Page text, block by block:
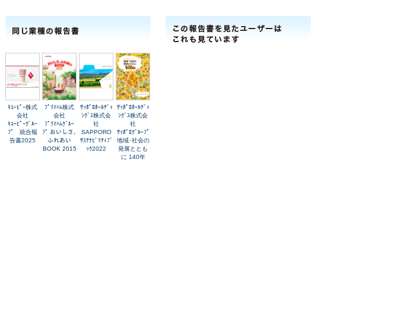
ｷﾕｰﾋﾟｰ株式
会社
ｷﾕｰﾋﾟｰｸﾞﾙｰ
ﾌﾟ 統合報
告書2025
ﾌﾟﾘﾏﾊﾑ株式
会社
ﾌﾟﾘﾏﾊﾑｸﾞﾙｰ
ﾌﾟ おいしさ､
ふれあい
BOOK 2015
ｻｯﾎﾟﾛﾎｰﾙﾃﾞｨ
ﾝｸﾞｽ株式会
社
SAPPORO
ｻｽﾃﾅﾋﾞﾘﾃｨﾌﾞ
ｯｸ2022
ｻｯﾎﾟﾛﾎｰﾙﾃﾞｨ
ﾝｸﾞｽ株式会
社
ｻｯﾎﾟﾛｸﾞﾙｰﾌﾟ
地域･社会の
発展ととも
に 140年